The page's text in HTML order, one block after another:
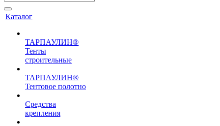
Каталог
ТАРПАУЛИН®
Тенты
строительные
ТАРПАУЛИН®
Тентовое полотно
Средства
крепления